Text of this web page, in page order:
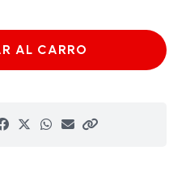
AL CARRO